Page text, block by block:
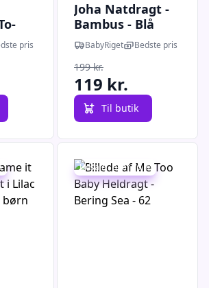
pris
Joha Natdragt -
Bambus - Blå
BabyRiget Bedste pris
199 kr.
119 kr.
Til butik
Udsalg - spar 75 %